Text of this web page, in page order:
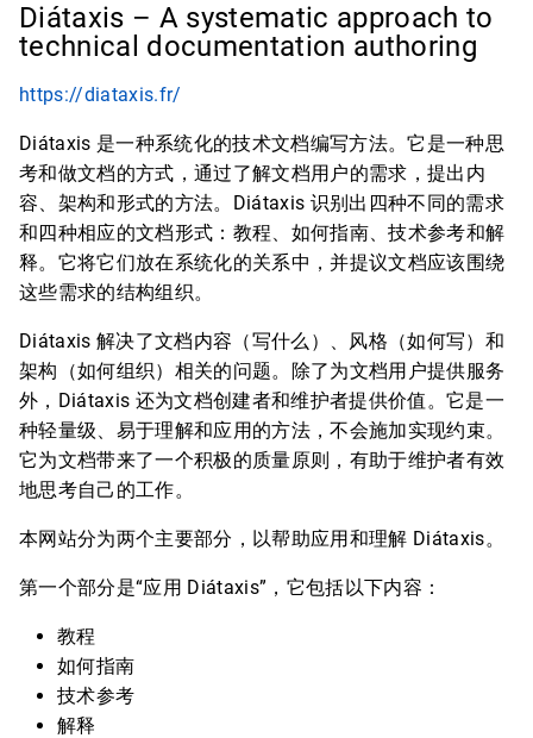
Diátaxis – A systematic approach to
technical documentation authoring
https://diataxis.fr/
Diátaxis 是一种系统化的技术文档编写方法。它是一种思
考和做文档的方式，通过了解文档用户的需求，提出内
容、架构和形式的方法。Diátaxis 识别出四种不同的需求
和四种相应的文档形式：教程、如何指南、技术参考和解
释。它将它们放在系统化的关系中，并提议文档应该围绕
这些需求的结构组织。
Diátaxis 解决了文档内容（写什么）、风格（如何写）和
架构（如何组织）相关的问题。除了为文档用户提供服务
外，Diátaxis 还为文档创建者和维护者提供价值。它是一
种轻量级、易于理解和应用的方法，不会施加实现约束。
它为文档带来了一个积极的质量原则，有助于维护者有效
地思考自己的工作。
本网站分为两个主要部分，以帮助应用和理解 Diátaxis。
第一个部分是“应用 Diátaxis”，它包括以下内容：
教程
如何指南
技术参考
解释